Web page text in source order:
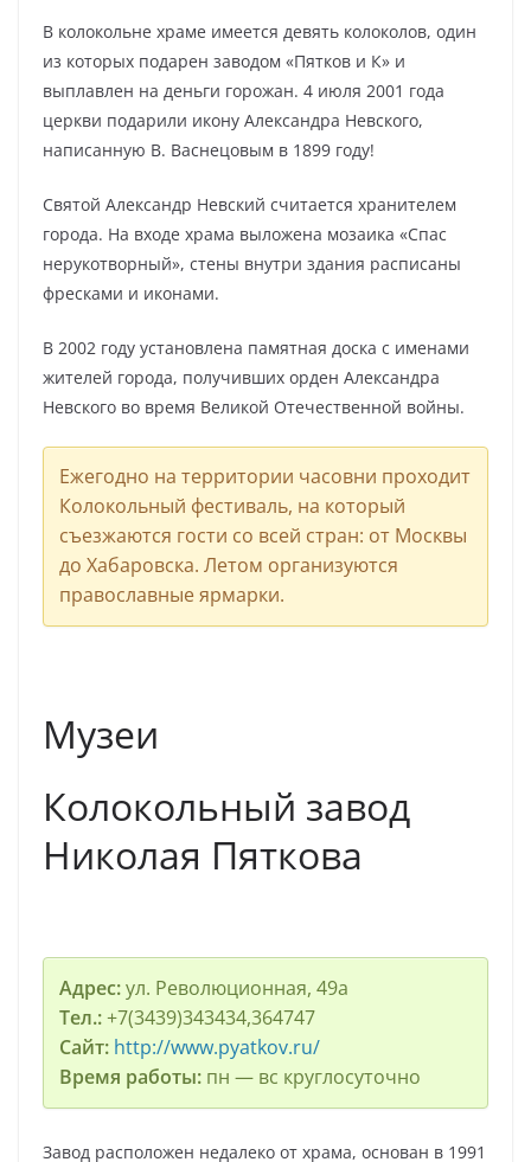
В колокольне храме имеется девять колоколов, один
из которых подарен заводом «Пятков и К» и
выплавлен на деньги горожан. 4 июля 2001 года
церкви подарили икону Александра Невского,
написанную В. Васнецовым в 1899 году!
Святой Александр Невский считается хранителем
города. На входе храма выложена мозаика «Спас
нерукотворный», стены внутри здания расписаны
фресками и иконами.
В 2002 году установлена памятная доска с именами
жителей города, получивших орден Александра
Невского во время Великой Отечественной войны.
Ежегодно на территории часовни проходит
Колокольный фестиваль, на который
съезжаются гости со всей стран: от Москвы
до Хабаровска. Летом организуются
православные ярмарки.
Музеи
Колокольный завод
Николая Пяткова
Адрес:ул. Революционная, 49а
Тел.:+7(3439)343434,364747
Сайт: http://www.pyatkov.ru/
Время работы:пн — вс круглосуточно
Завод расположен недалеко от храма, основан в 1991